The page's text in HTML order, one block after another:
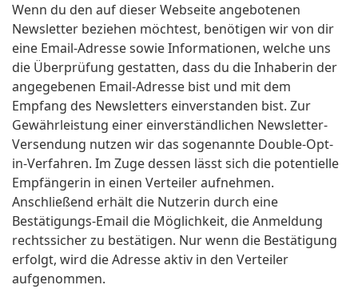
Wenn du den auf dieser Webseite angebotenen
Newsletter beziehen möchtest, benötigen wir von dir
eine Email-Adresse sowie Informationen, welche uns
die Überprüfung gestatten, dass du die Inhaberin der
angegebenen Email-Adresse bist und mit dem
Empfang des Newsletters einverstanden bist. Zur
Gewährleistung einer einverständlichen Newsletter-
Versendung nutzen wir das sogenannte Double-Opt-
in-Verfahren. Im Zuge dessen lässt sich die potentielle
Empfängerin in einen Verteiler aufnehmen.
Anschließend erhält die Nutzerin durch eine
Bestätigungs-Email die Möglichkeit, die Anmeldung
rechtssicher zu bestätigen. Nur wenn die Bestätigung
erfolgt, wird die Adresse aktiv in den Verteiler
aufgenommen.